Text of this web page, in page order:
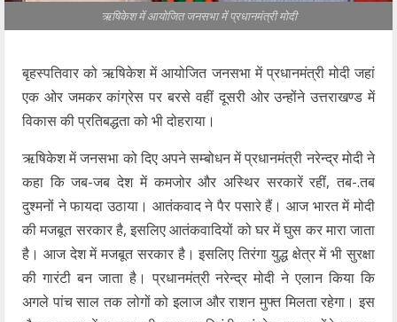
ऋषिकेश में आयोजित जनसभा में प्रधानमंत्री मोदी
बृहस्पतिवार को ऋषिकेश में आयोजित जनसभा में प्रधानमंत्री मोदी जहां
एक ओर जमकर कांग्रेस पर बरसे वहीं दूसरी ओर उन्होंने उत्तराखण्ड में
विकास की प्रतिबद्धता को भी दोहराया।
ऋषिकेश में जनसभा को दिए अपने सम्बोधन में प्रधानमंत्री नरेन्द्र मोदी ने
कहा कि जब-जब देश में कमजोर और अस्थिर सरकारें रहीं, तब-.तब
दुश्मनों ने फायदा उठाया। आतंकवाद ने पैर पसारे हैं। आज भारत में मोदी
की मजबूत सरकार है, इसलिए आतंकवादियों को घर में घुस कर मारा जाता
है। आज देश में मजबूत सरकार है। इसलिए तिरंगा युद्ध क्षेत्र में भी सुरक्षा
की गारंटी बन जाता है। प्रधानमंत्री नरेन्द्र मोदी ने एलान किया कि
अगले पांच साल तक लोगों को इलाज और राशन मुफ्त मिलता रहेगा। इस